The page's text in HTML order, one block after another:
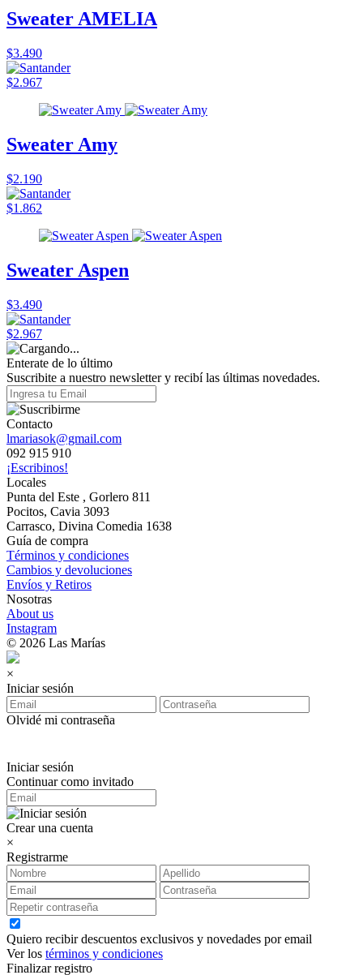
Sweater AMELIA
$3.490
$2.967
Sweater Amy
$2.190
$1.862
Sweater Aspen
$3.490
$2.967
Enterate de lo último
Suscribite a nuestro newsletter y recibí las últimas novedades.
Contacto
lmariasok@gmail.com
092 915 910
¡Escribinos!
Locales
Punta del Este , Gorlero 811
Pocitos, Cavia 3093
Carrasco, Divina Comedia 1638
Guía de compra
Términos y condiciones
Cambios y devoluciones
Envíos y Retiros
Nosotras
About us
Instagram
© 2026 Las Marías
×
Iniciar sesión
Olvidé mi contraseña
Iniciar sesión
Continuar como invitado
Crear una cuenta
×
Registrarme
Quiero recibir descuentos exclusivos y novedades por email
Ver los términos y condiciones
Finalizar registro